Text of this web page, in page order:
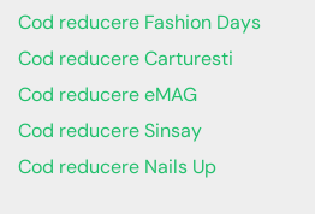
Cod reducere Fashion Days
Cod reducere Carturesti
Cod reducere eMAG
Cod reducere Sinsay
Cod reducere Nails Up